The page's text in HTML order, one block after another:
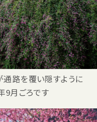
路を覆い隠すように
9月ごろです